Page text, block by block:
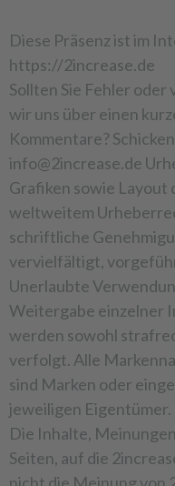
Diese Präsenz ist im
https://2increase.de
Sollten Sie Fehler
wir uns über einen
Kommentare?
info@2increase.de
Grafiken sowie Layout
weltweitem
schriftliche
vervielfältigt,
Unerlaubte
Weitergabe einzelner
werden sowohl
verfolgt. Alle
sind Marken oder
jeweiligen
Die Inhalte,
Seiten, auf die